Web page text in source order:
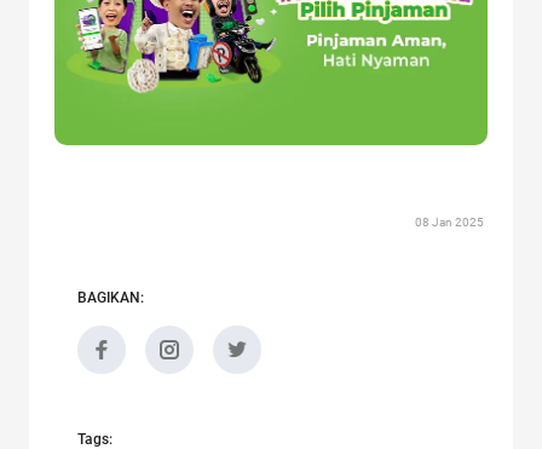
08 Jan 2025
BAGIKAN:
Tags: